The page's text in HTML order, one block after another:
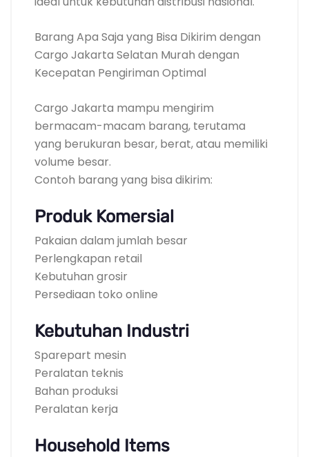
Barang Apa Saja yang Bisa Dikirim dengan
Cargo Jakarta Selatan Murah dengan
Kecepatan Pengiriman Optimal
Cargo Jakarta mampu mengirim
bermacam-macam barang, terutama
yang berukuran besar, berat, atau memiliki
volume besar.
Contoh barang yang bisa dikirim:
Produk Komersial
Pakaian dalam jumlah besar
Perlengkapan retail
Kebutuhan grosir
Persediaan toko online
Kebutuhan Industri
Sparepart mesin
Peralatan teknis
Bahan produksi
Peralatan kerja
Household Items